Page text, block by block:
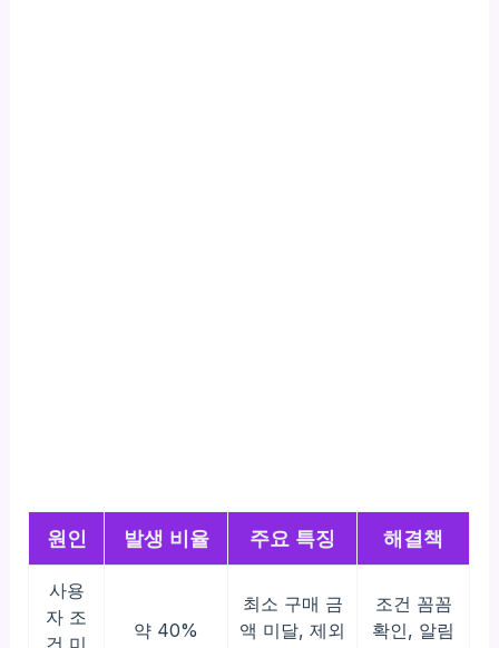
원인 발생 비율 주요 특징 해결책
사용
자 조
건 미
약 40%
최소 구매 금
액 미달, 제외
조건 꼼꼼
확인, 알림